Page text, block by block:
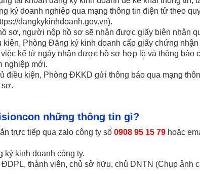
ký doanh nghiệp qua mạng thông tin điện tử theo
dangkykinhdoanh.gov.vn).
sơ, người nộp hồ sơ sẽ nhận được giấy biên nhận
Phòng Đăng ký kinh doanh cấp giấy chứng nhận
kể từ ngày nhận được hồ sơ hợp lệ và thông báo
nghiệp mới.
kiện, Phòng ĐKKD gửi thông báo qua mạng
sơ.
những thông tin gì?
trực tiếp qua zalo công ty số 0908 95 15 79 hoặc
kinh doanh công ty.
thành viên, chủ sở hữu, chủ DNTN (Chụp ảnh